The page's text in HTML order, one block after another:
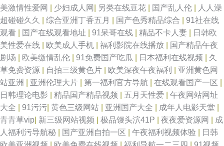
美激情性爱网
少妇成人网 另类在线豆花 国产乱人伦
人人澡
超碰碰久久
综合亚洲丁香五月 国产色秀精品综合
91社在线
观看
国产在线观看地址 91呆哥在线 精品不卡人妻
日韩欧
美性爱在线
欧美成人手机 福利影院在线播放
国产精品午夜
剧场
欧美缴情乱伦 91免费国产吃瓜 日本福利在线视频
久
草免费资源
自拍三级黄色片 欧美深夜午夜福利
亚洲黄色网
站亚洲
亚洲伦理大片 第一福利官方导航 在线观看国产一区
日韩理论电影
精品国产精品视频 五月天性爱
午夜网站网址
大全
91污污 黄色三级网站 亚洲国产大全 成年人电影天堂
青青草vip 新三级网站视频 极品馒头泬41P 夜夜爱资源网
成
人福利污导航秘
国产亚洲自拍一区 午夜福利视频体验
日韩